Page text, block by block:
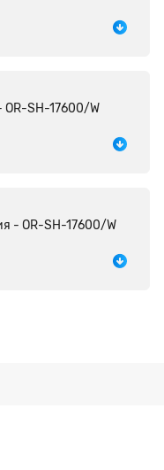
OR-SH-17600/W
- OR-SH-17600/W